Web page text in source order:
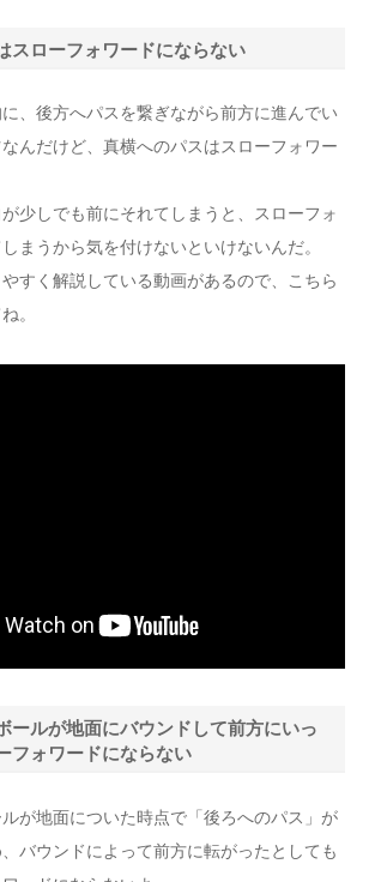
スローフォワードにならない
、後方へパスを繋ぎながら前方に進んでい
んだけど、 真横へのパスはスローフォワー
少しでも前にそれてしまうと、スローフォ
まうから気を付けないといけないんだ。
すく解説している動画があるので、こちら
。
ールが地面にバウンドして前方にいっ
フォワードにならない
が地面についた時点で「後ろへのパス」が
バウンドによって前方に転がったとしても